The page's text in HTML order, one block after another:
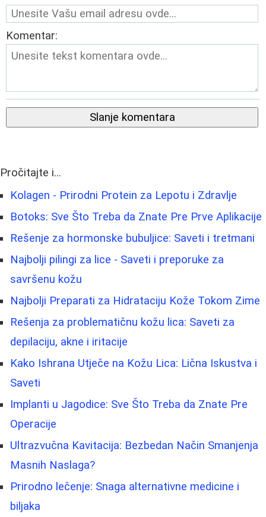
Komentar:
Slanje komentara
Pročitajte i...
Kolagen - Prirodni Protein za Lepotu i Zdravlje
Botoks: Sve Što Treba da Znate Pre Prve Aplikacije
Rešenje za hormonske bubuljice: Saveti i tretmani
Najbolji pilingi za lice - Saveti i preporuke za
savršenu kožu
Najbolji Preparati za Hidrataciju Kože Tokom Zime
Rešenja za problematičnu kožu lica: Saveti za
depilaciju, akne i iritacije
Kako Ishrana Utječe na Kožu Lica: Lična Iskustva i
Saveti
Implanti u Jagodice: Sve Što Treba da Znate Pre
Operacije
Ultrazvučna Kavitacija: Bezbedan Način Smanjenja
Masnih Naslaga?
Prirodno lečenje: Snaga alternativne medicine i
biljaka